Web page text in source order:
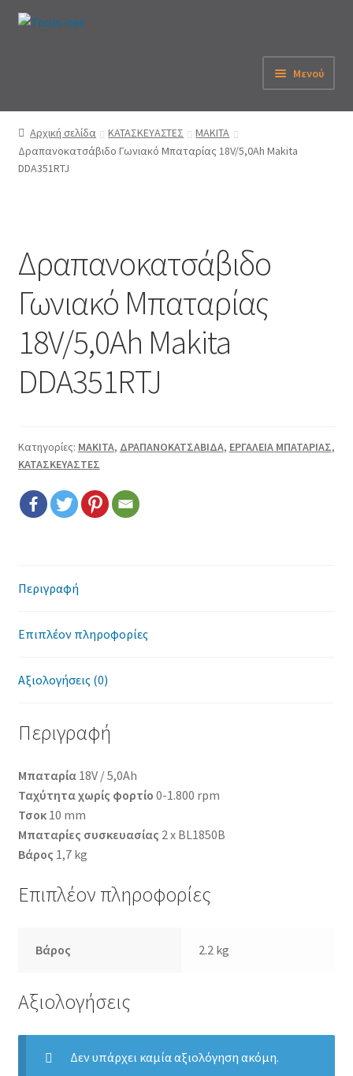
Απευθείας
Μετάβαση
Μενού
Αρχική
Εταιρεία
Καλάθι
Παραγγελία
Επικοινωνία
Πολιτική cookies
Αρχική σελίδα ΚΑΤΑΣΚΕΥΑΣΤΕΣ
MAKITA
Δραπανοκατσάβιδο Γωνιακό Μπαταρίας 18V/5,0Ah Makita
DDA351RTJ
Δραπανοκατσάβιδο
Γωνιακό Μπαταρίας
18V/5,0Ah Makita
DDA351RTJ
Κατηγορίες: MAKITA, ΔΡΑΠΑΝΟΚΑΤΣΑΒΙΔΑ, ΕΡΓΑΛΕΙΑ ΜΠΑΤΑΡΙΑΣ,
ΚΑΤΑΣΚΕΥΑΣΤΕΣ
Περιγραφή
Επιπλέον πληροφορίες
Αξιολογήσεις (0)
Περιγραφή
Μπαταρία18V / 5,0Ah
Ταχύτητα χωρίς φορτίο 0-1.800 rpm
Τσοκ10 mm
Μπαταρίες συσκευασίας 2 x BL1850B
Βάρος 1,7 kg
Επιπλέον πληροφορίες
Βάρος 2.2 kg
Αξιολογήσεις
Δεν υπάρχει καμία αξιολόγηση ακόμη.